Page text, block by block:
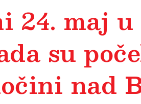
24. maj
su
nad